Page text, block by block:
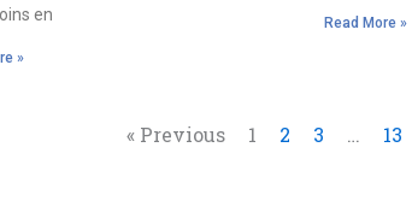
en
»
Read More »
« Previous 1 2 3 … 13